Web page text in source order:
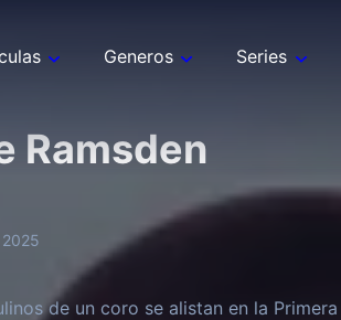
Generos Series
Ramsden
2025
de un coro se alistan en la